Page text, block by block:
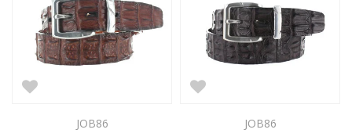
JOB86 JOB86